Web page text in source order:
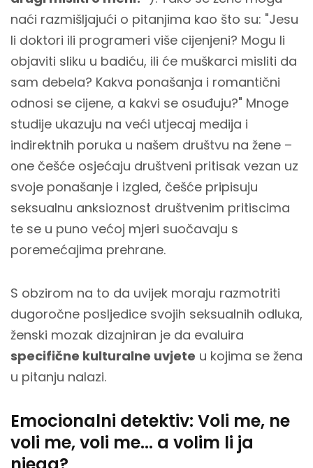
naći razmišljajući o pitanjima kao što su: "Jesu
li doktori ili programeri više cijenjeni? Mogu li
objaviti sliku u badiću, ili će muškarci misliti da
sam debela? Kakva ponašanja i romantični
odnosi se cijene, a kakvi se osuđuju?" Mnoge
studije ukazuju na veći utjecaj medija i
indirektnih poruka u našem društvu na žene –
one češće osjećaju društveni pritisak vezan uz
svoje ponašanje i izgled, češće pripisuju
seksualnu anksioznost društvenim pritiscima
te se u puno većoj mjeri suočavaju s
poremećajima prehrane.
S obzirom na to da uvijek moraju razmotriti
dugoročne posljedice svojih seksualnih odluka,
ženski mozak dizajniran je da evaluira
specifične kulturalne uvjete u kojima se žena
u pitanju nalazi.
Emocionalni detektiv: Voli me, ne
voli me, voli me... a volim li ja